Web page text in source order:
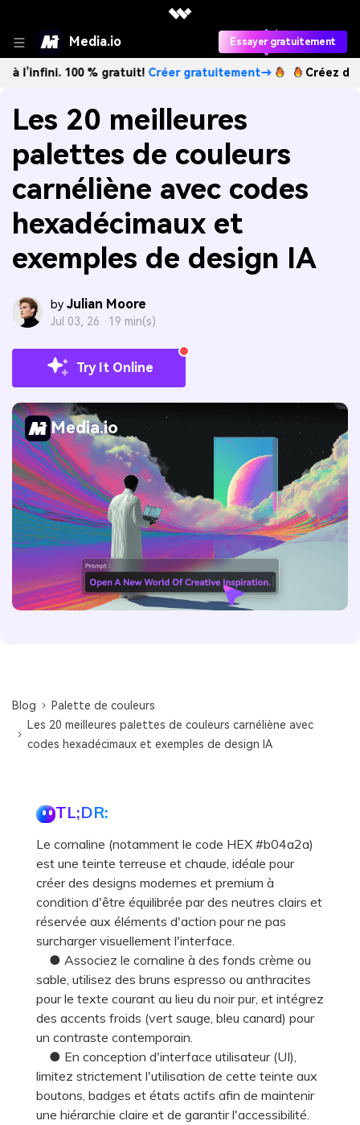
Media.io Essayer gratuitement
100 % gratuit!Créer gratuitement→ Créez des images
Les 20 meilleures
palettes de couleurs
carnéliène avec codes
hexadécimaux et
exemples de design IA
by Julian Moore
Jul 03, 26 · 19 min(s)
Try It Online
Media.io
Blog
Palette de couleurs
Les 20 meilleures palettes de couleurs carnéliène avec
codes hexadécimaux et exemples de design IA
TL;DR:
Le cornaline (notamment le code HEX #b04a2a)
est une teinte terreuse et chaude, idéale pour
créer des designs modernes et premium à
condition d'être équilibrée par des neutres clairs et
réservée aux éléments d'action pour ne pas
surcharger visuellement l'interface.
● Associez le cornaline à des fonds crème ou
sable, utilisez des bruns espresso ou anthracites
pour le texte courant au lieu du noir pur, et intégrez
des accents froids (vert sauge, bleu canard) pour
un contraste contemporain.
● En conception d'interface utilisateur (UI),
limitez strictement l'utilisation de cette teinte aux
boutons, badges et états actifs afin de maintenir
une hiérarchie claire et de garantir l'accessibilité.